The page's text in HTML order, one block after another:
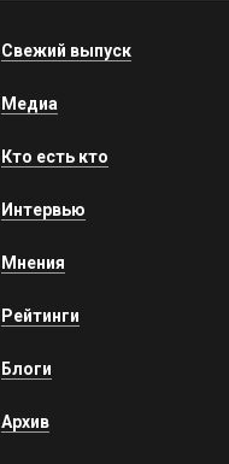
Свежий выпуск
Медиа
Кто есть кто
Интервью
Мнения
Рейтинги
Блоги
Архив